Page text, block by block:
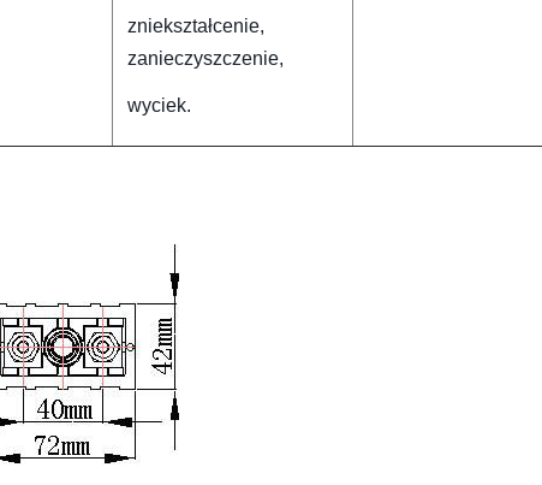
zniekształcenie,
zanieczyszczenie,
wyciek.